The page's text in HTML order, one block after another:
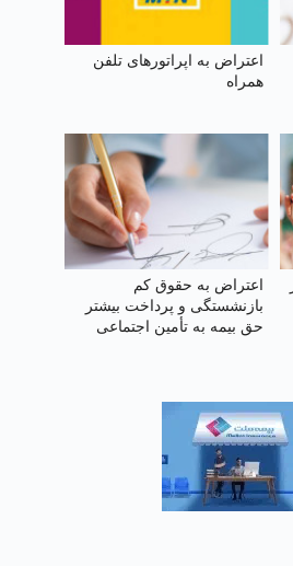
اعتراض به اپراتورهای تلفن
همراه
اعتراض به حقوق کم
بازنشستگی و پرداخت بیشتر
حق بیمه به تأمین اجتماعی